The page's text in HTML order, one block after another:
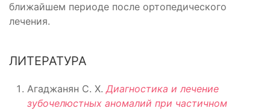
ближайшем периоде после ортопедического
лечения.
ЛИТЕРАТУРА
Агаджанян С. Х.Диагностика и лечение
зубочелюстных аномалий при частичном